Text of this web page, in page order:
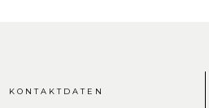
KONTAKTDATEN